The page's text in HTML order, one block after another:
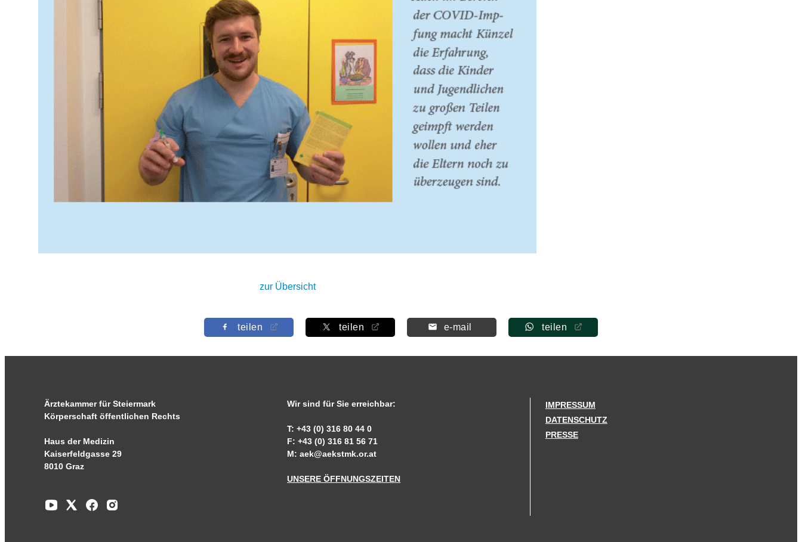
zur Übersicht
teilen teilen e-mail teilen
Ärztekammer für Steiermark
Körperschaft öffentlichen Rechts
Haus der Medizin
Kaiserfeldgasse 29
8010 Graz
Wir sind für Sie erreichbar:
T: +43 (0) 316 80 44 0
F: +43 (0) 316 81 56 71
M:aek@aekstmk.or.at
UNSERE ÖFFNUNGSZEITEN
IMPRESSUM
DATENSCHUTZ
PRESSE